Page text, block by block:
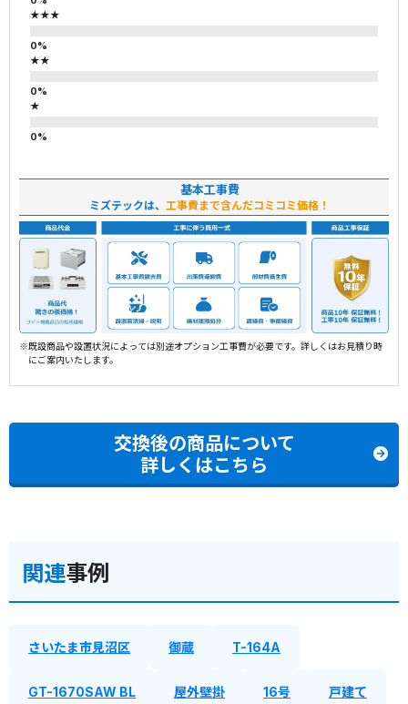
★★★
★★
★
基本工事費
ミズテックは、 工事費まで含んだコミコミ価格！
※既設商品や設置状況によっては別途オプション工事費が必要です。詳しくはお見積り時
にご案内いたします。
交換後の商品について
詳しくはこちら
関連事例
さいたま市見沼区 御蔵 T-164A
GT-1670SAW BL 屋外壁掛 16号 戸建て